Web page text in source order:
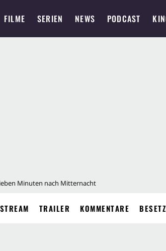
FILME SERIEN NEWS PODCAST
Minuten nach Mitternacht
STREAM TRAILER KOMMENTARE